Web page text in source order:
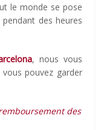
le monde se pose
des heures
, nous vous
pouvez garder
des